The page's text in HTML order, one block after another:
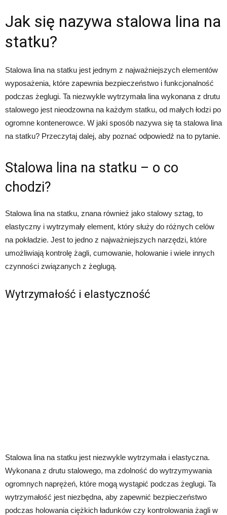
Jak się nazywa stalowa lina na
statku?
Stalowa lina na statku jest jednym z najważniejszych elementów
wyposażenia, które zapewnia bezpieczeństwo i funkcjonalność
podczas żeglugi. Ta niezwykle wytrzymała lina wykonana z drutu
stalowego jest nieodzowna na każdym statku, od małych łodzi po
ogromne kontenerowce. W jaki sposób nazywa się ta stalowa lina
na statku? Przeczytaj dalej, aby poznać odpowiedź na to pytanie.
Stalowa lina na statku – o co
chodzi?
Stalowa lina na statku, znana również jako stalowy sztag, to
elastyczny i wytrzymały element, który służy do różnych celów
na pokładzie. Jest to jedno z najważniejszych narzędzi, które
umożliwiają kontrolę żagli, cumowanie, holowanie i wiele innych
czynności związanych z żeglugą.
Wytrzymałość i elastyczność
Stalowa lina na statku jest niezwykle wytrzymała i elastyczna.
Wykonana z drutu stalowego, ma zdolność do wytrzymywania
ogromnych naprężeń, które mogą wystąpić podczas żeglugi. Ta
wytrzymałość jest niezbędna, aby zapewnić bezpieczeństwo
podczas holowania ciężkich ładunków czy kontrolowania żagli w